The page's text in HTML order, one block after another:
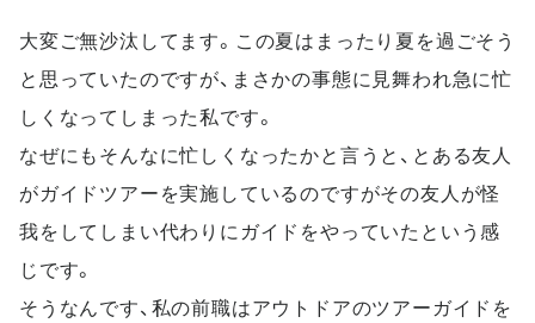
大変ご無沙汰してます。この夏はまったり夏を過ごそう
と思っていたのですが、まさかの事態に見舞われ急に忙
しくなってしまった私です。
なぜにもそんなに忙しくなったかと言うと、とある友人
がガイドツアーを実施しているのですがその友人が怪
我をしてしまい代わりにガイドをやっていたという感
じです。
そうなんです、私の前職はアウトドアのツアーガイドを